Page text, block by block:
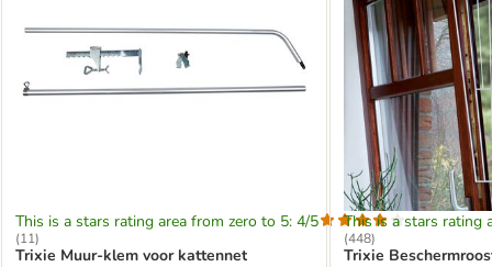
This is a stars rating area from zero to 5: 4/5
(11)
Trixie Muur-klem voor kattennet
This is a stars rating
(448)
Trixie